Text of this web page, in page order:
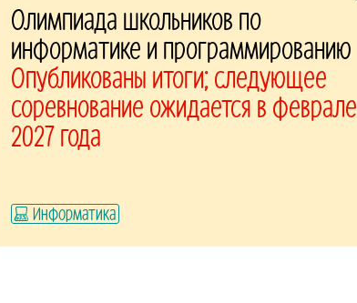
Олимпиада школьников по
информатике и программированию
Опубликованы итоги; следующее
соревнование ожидается в феврале
2027 года
Информатика